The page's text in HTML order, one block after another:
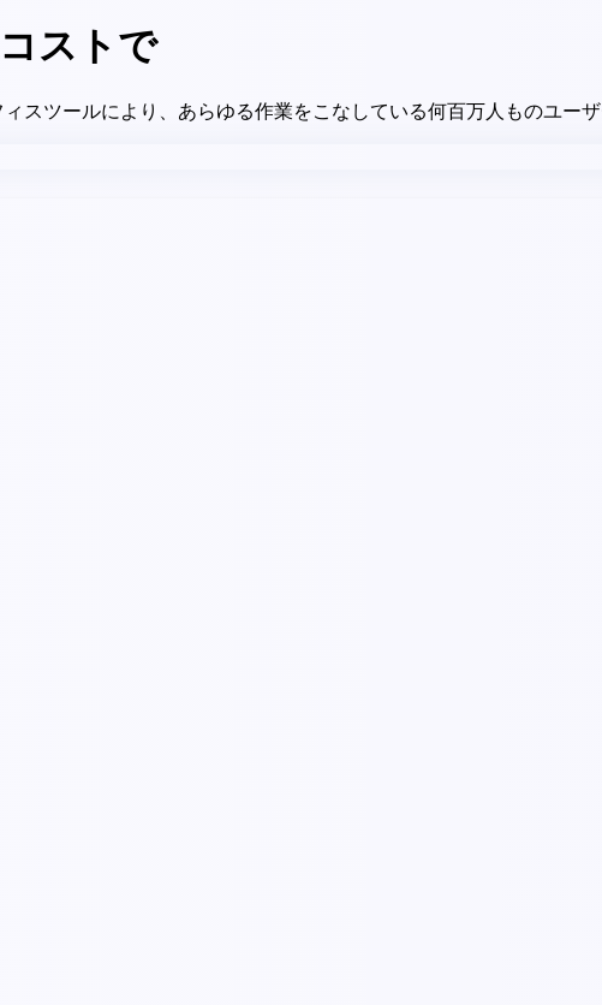
ストで
スツールにより、あらゆる作業をこなしている何百万人ものユーザ